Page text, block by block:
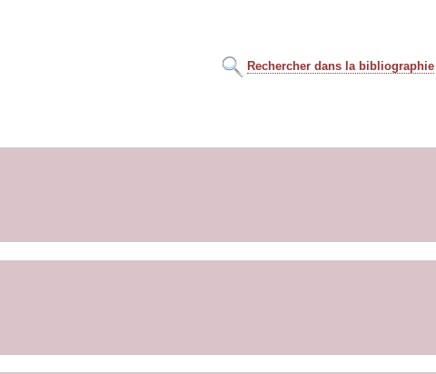
Rechercher dans la bibliographie